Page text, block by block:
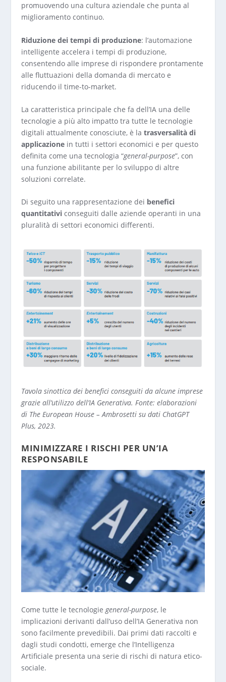
promuovendo una cultura aziendale che punta al
miglioramento continuo.
Riduzione dei tempi di produzione: l’automazione
intelligente accelera i tempi di produzione,
consentendo alle imprese di rispondere prontamente
alle fluttuazioni della domanda di mercato e
riducendo il time-to-market.
La caratteristica principale che fa dell’IA una delle
tecnologie a più alto impatto tra tutte le tecnologie
digitali attualmente conosciute, è latrasversalità di
applicazione in tutti i settori economici e per questo
definita come una tecnologia “general-purpose”, con
una funzione abilitante per lo sviluppo di altre
soluzioni correlate.
Di seguito una rappresentazione dei benefici
quantitativi conseguiti dalle aziende operanti in una
pluralità di settori economici differenti.
Tavola sinottica dei benefici conseguiti da alcune imprese
grazie all’utilizzo dell’IA Generativa. Fonte: elaborazioni
di The European House – Ambrosetti su dati ChatGPT
Plus, 2023.
MINIMIZZARE I RISCHI PER UN’IA
RESPONSABILE
Come tutte le tecnologiegeneral-purpose, le
implicazioni derivanti dall’uso dell’IA Generativa non
sono facilmente prevedibili. Dai primi dati raccolti e
dagli studi condotti, emerge che l’Intelligenza
Artificiale presenta una serie di rischi di natura etico-
sociale.